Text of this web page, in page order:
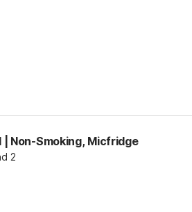
| Non-Smoking, Micfridge
2